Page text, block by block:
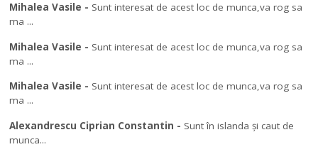
Mihalea Vasile - Sunt interesat de acest loc de munca,va rog sa
ma ...
Mihalea Vasile - Sunt interesat de acest loc de munca,va rog sa
ma ...
Mihalea Vasile - Sunt interesat de acest loc de munca,va rog sa
ma ...
Alexandrescu Ciprian Constantin - Sunt în islanda și caut de
munca...